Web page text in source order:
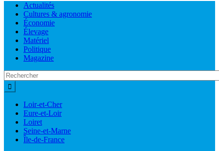
Actualités
Cultures & agronomie
Économie
Élevage
Matériel
Politique
Magazine
Loir-et-Cher
Eure-et-Loir
Loiret
Seine-et-Marne
Île-de-France